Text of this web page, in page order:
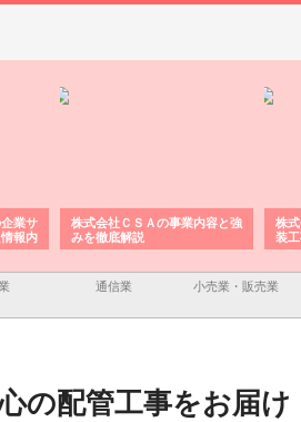
業サ
報内
株式会社ＣＳＡの事業内容と強
みを徹底解説
株
装
通信業 小売業・販売業
の配管工事をお届け